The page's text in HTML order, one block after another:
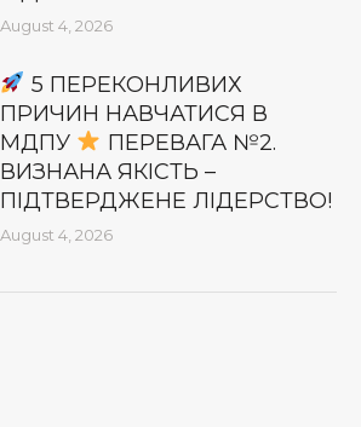
August 4, 2026
5 ПЕРЕКОНЛИВИХ
ПРИЧИН НАВЧАТИСЯ В
МДПУ
ПЕРЕВАГА №2.
ВИЗНАНА ЯКІСТЬ –
ПІДТВЕРДЖЕНЕ ЛІДЕРСТВО!
August 4, 2026